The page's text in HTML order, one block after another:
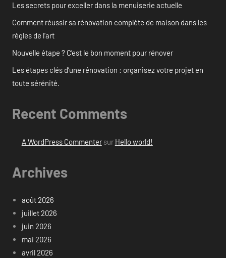
Les secrets pour exceller dans la menuiserie actuelle
Comment réussir sa rénovation complète de maison dans les
règles de l’art
Nouvelle étape ? C’est le bon moment pour rénover
Les étapes clés d’une rénovation : organisez votre projet en
toute sérénité.
Recent Comments
A WordPress Commentersur Hello world!
Archives
août 2026
juillet 2026
juin 2026
mai 2026
avril 2026